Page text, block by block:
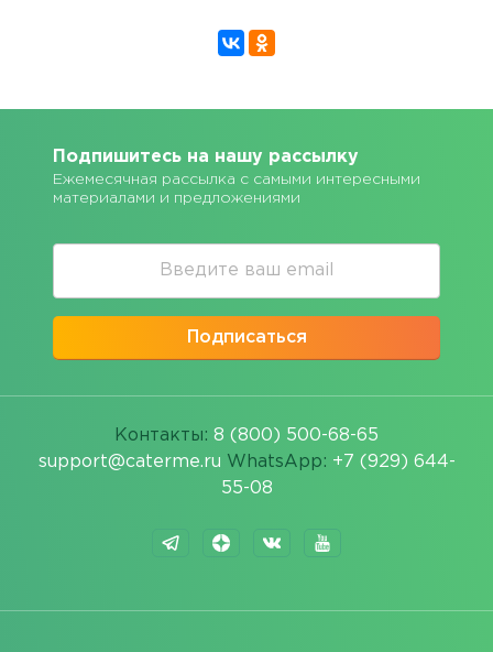
Подпишитесь на нашу рассылку
Ежемесячная рассылка с самыми интересными
материалами и предложениями
Подписаться
Контакты: 8 (800) 500-68-65
support@caterme.ru WhatsApp: +7 (929) 644-
55-08